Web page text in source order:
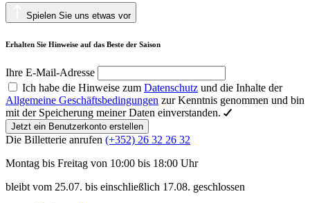
Spielen Sie uns etwas vor
Erhalten Sie Hinweise auf das Beste der Saison
Ihre E-Mail-Adresse
Ich habe die Hinweise zum Datenschutz und die Inhalte der
Allgemeine Geschäftsbedingungen zur Kenntnis genommen und bin
mit der Speicherung meiner Daten einverstanden.
Jetzt ein Benutzerkonto erstellen
Die Billetterie anrufen (+352) 26 32 26 32
Montag bis Freitag von 10:00 bis 18:00 Uhr
bleibt vom 25.07. bis einschließlich 17.08. geschlossen